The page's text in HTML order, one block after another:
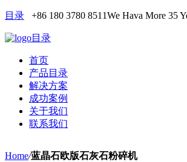
目录 +86 180 3780 8511We Hava More 35
目录
首页
产品目录
解决方案
成功案例
关于我们
联系我们
Home/蓝晶石欧版石灰石粉碎机